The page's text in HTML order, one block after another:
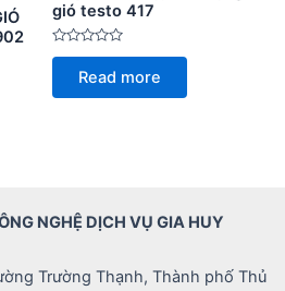
gió testo 417
Rated
of
Read more
NGHỆ DỊCH VỤ GIA HUY
Trường Thạnh, Thành phố Thủ